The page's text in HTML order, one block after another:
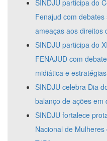
SINDJU participa do
Fenajud com
ameaças aos direitos
SINDJU participa do
FENAJUD com
midiática e
SINDJU celebra Dia
balanço de ações em
SINDJU fortalece
Nacional de Mulheres